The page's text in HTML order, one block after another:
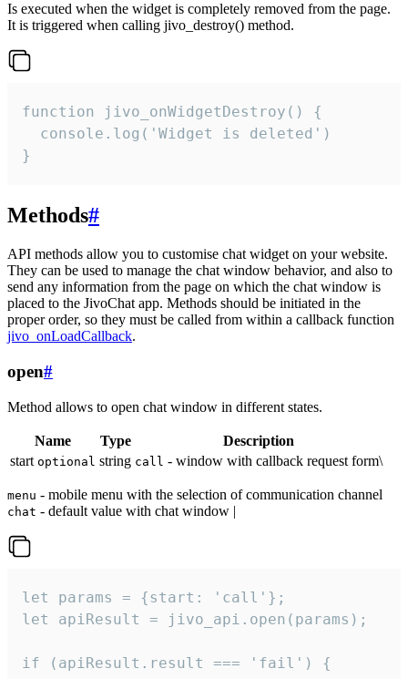
Is executed when the widget is completely removed from the page.
It is triggered when calling jivo_destroy() method.
function jivo_onWidgetDestroy() {
  console.log('Widget is deleted')
}
Methods#
API methods allow you to customise chat widget on your website.
They can be used to manage the chat window behavior, and also to
send any information from the page on which the chat window is
placed to the JivoChat app. Methods should be initiated in the
proper order, so they must be called from within a callback function
jivo_onLoadCallback.
open#
Method allows to open chat window in different states.
Name Type
Description
start optional string call - window with callback request form\
menu - mobile menu with the selection of communication channel
chat - default value with chat window |
let params = {start: 'call'};
let apiResult = jivo_api.open(params);
if (apiResult.result === 'fail') {